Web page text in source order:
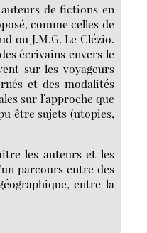
de fictions en
comme celles de
ou J.M.G. Le Clézio.
écrivains envers le
sur les voyageurs
et des modalités
sur l’approche que
être sujets (utopies,
les auteurs et les
parcours entre des
entre la